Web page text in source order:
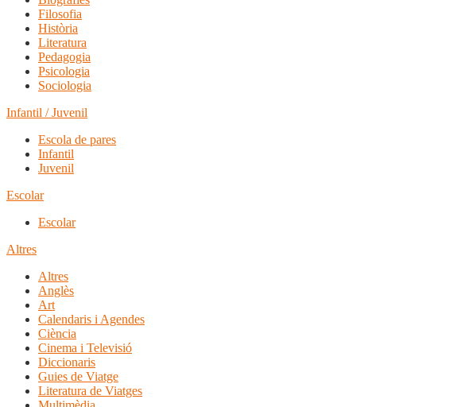
Filosofia
Història
Literatura
Pedagogia
Psicologia
Sociologia
Infantil / Juvenil
Escola de pares
Infantil
Juvenil
Escolar
Escolar
Altres
Altres
Anglès
Art
Calendaris i Agendes
Ciència
Cinema i Televisió
Diccionaris
Guies de Viatge
Literatura de Viatges